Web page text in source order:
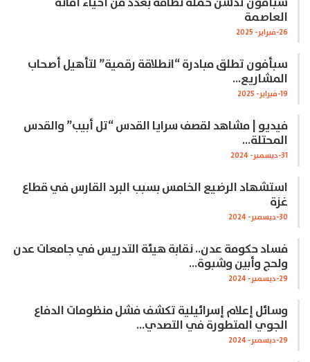
العاصمة
26-فبراير- 2025
سبأفون تطلق مبادرة “انطلاقة رقمية” لتأهيل أصحاب
المشاريع…
19-فبراير- 2025
فيديو | مشاهد لقصف سرايا القدس “تل أبيب” والقدس
المحتلة…
31-ديسمبر- 2024
استشهاد الرضيع الخامس بسبب البرد القارس في قطاع
غزة
30-ديسمبر- 2024
فساد حكومة عدن.. نقابة هيئة التدريس في جامعات عدن
ولحج وأبين وشبوة…
29-ديسمبر- 2024
وسائل إعلام إسرائيلية تكشف فشل منظومات الدفاع
الجوي المتطورة في التصدي…
29-ديسمبر- 2024